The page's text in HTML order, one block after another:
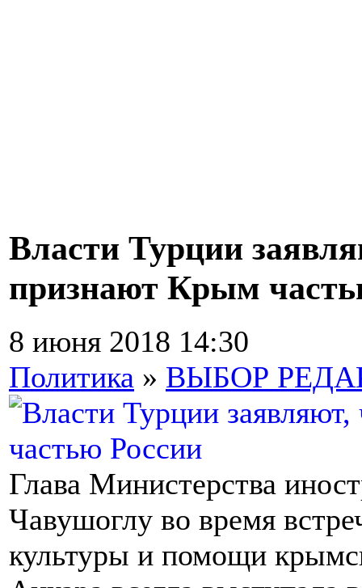
Власти Турции
признают Крым
8 июня 2018 14:30
Политика » ВЫБОР
Глава Министерства
Чавушоглу во время
культуры и помощи